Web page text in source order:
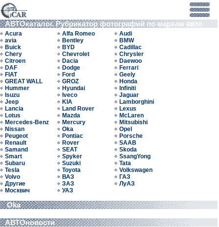
АВТОкаталог. Рубрикатор фотографий по маркам авто
Acura Alfa Romeo
Audi
avia
Bentley
BMW
Buick
BYD
Cadillac
Chery
Chevrolet
Chrysler
Citroen
Dacia
Daewoo
DAF
Dodge
Ferrari
FIAT
Ford
Geely
GREAT WALL
GROZ
Honda
Hummer
Hyundai
Infiniti
Isuzu
Iveco
Jaguar
Jeep
KIA
Lamborghini
Lancia
Land Rover
Lexus
Lotus
Mazda
McLaren
Mercedes-Benz
Mercury
Mitsubishi
Nissan
Oka
Opel
Peugeot
Pontiac
Porsche
Renault
Rover
SAAB
Samand
SEAT
Skoda
Smart
Spyker
SsangYong
Subaru
Suzuki
Tata
Tesla
Toyota
Volkswagen
Volvo
ВАЗ
ГАЗ
Другие
ЗАЗ
ЛуАЗ
Москвич
УАЗ
Oka
АВТОновости